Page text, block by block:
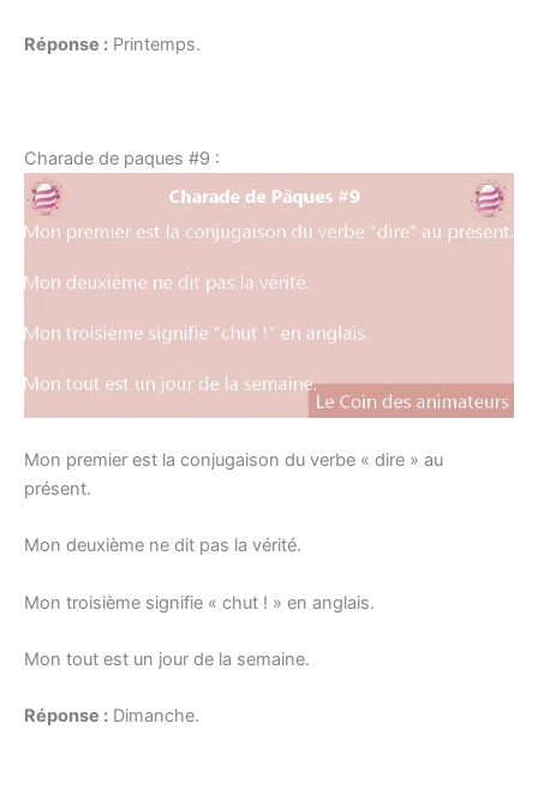
Réponse : Printemps.
Charade de paques #9 :
Mon premier est la conjugaison du verbe « dire » au
présent.
Mon deuxième ne dit pas la vérité.
Mon troisième signifie « chut ! » en anglais.
Mon tout est un jour de la semaine.
Réponse : Dimanche.